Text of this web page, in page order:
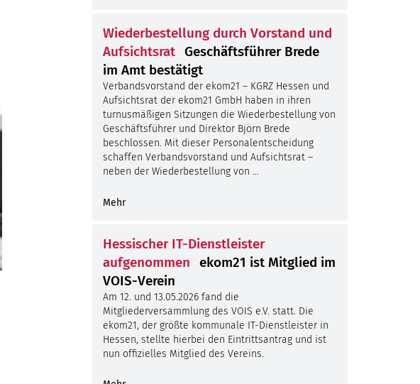
Dezember
November
Dezember
September
Oktober
November
Dezember
August
September
Oktober
November
Dezember
Wiederbestellung durch Vorstand und
Aufsichtsrat Geschäftsführer Brede
im Amt bestätigt
Verbandsvorstand der ekom21 – KGRZ Hessen und
Aufsichtsrat der ekom21 GmbH haben in ihren
turnusmäßigen Sitzungen die Wiederbestellung von
Geschäftsführer und Direktor Björn Brede
beschlossen. Mit dieser Personalentscheidung
schaffen Verbandsvorstand und Aufsichtsrat –
neben der Wiederbestellung von …
Mehr
Hessischer IT-Dienstleister
aufgenommen
ekom21 ist Mitglied im
VOIS-Verein
Am 12. und 13.05.2026 fand die
Mitgliederversammlung des VOIS e.V. statt. Die
ekom21, der größte kommunale IT-Dienstleister in
Hessen, stellte hierbei den Eintrittsantrag und ist
nun offizielles Mitglied des Vereins.